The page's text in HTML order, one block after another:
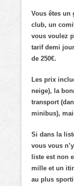
Vous êtes un
club, un
vous voulez
tarif demi
de 250€.
Les prix
neige), la
transport
minibus),
Si dans la
vous vous
liste est non
mille et un
au plus